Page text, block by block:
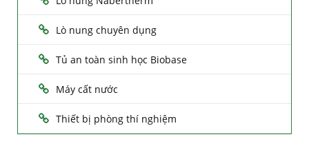
Lò nung chuyên dụng
Tủ an toàn sinh học Biobase
Máy cất nước
Thiết bị phòng thí nghiệm